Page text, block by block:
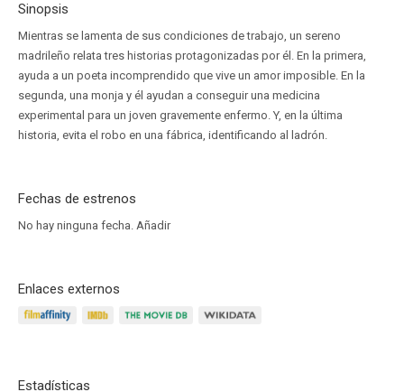
Sinopsis
Mientras se lamenta de sus condiciones de trabajo, un sereno
madrileño relata tres historias protagonizadas por él. En la primera,
ayuda a un poeta incomprendido que vive un amor imposible. En la
segunda, una monja y él ayudan a conseguir una medicina
experimental para un joven gravemente enfermo. Y, en la última
historia, evita el robo en una fábrica, identificando al ladrón.
Fechas de estrenos
No hay ninguna fecha. Añadir
Enlaces externos
Estadísticas